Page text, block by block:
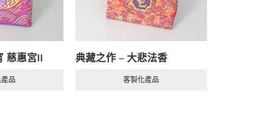
慈惠宮II
品
典藏之作 – 大悲法香
客製化產品